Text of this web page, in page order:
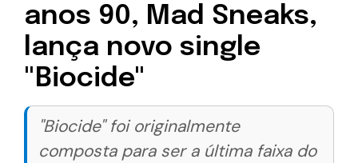
anos 90, Mad Sneaks,
lança novo single
"Biocide"
"Biocide" foi originalmente
composta para ser a última faixa do